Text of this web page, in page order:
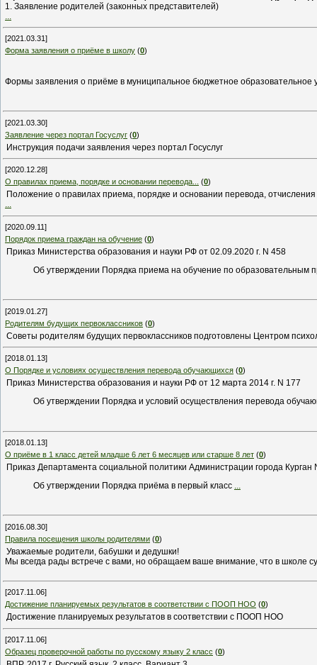
1. Заявление родителей (законных представителей)
[2021.03.31]
Форма заявления о приёме в школу (0)
Формы заявления о приёме в муниципальное бюджетное
[2021.03.30]
Заявление через портал Госуслуг (0)
Инструкция подачи заявления через портал Госуслуг
[2020.12.28]
О правилах приема, порядке и основании перевода... (0)
Положение о правилах приема, порядке и основании перевода,
...
[2020.09.11]
Порядок приема граждан на обучение (0)
Приказ Министерства образования и науки РФ от 02.09.2020 г. N 458
Об утверждении Порядка приема на обучение по образовательным
[2019.01.27]
Родителям будущих первоклассников (0)
Советы родителям будущих первоклассников подготовлены Центром
[2018.01.13]
О Порядке и условиях осуществления перевода обучающихся (0)
Приказ Министерства образования и науки РФ от 12 марта 2014 г. N 177
Об утверждении Порядка и условий осуществления перевода
[2018.01.13]
О приёме в 1 класс детей младше 6 лет 6 месяцев или старше 8 лет (0)
Приказ Департамента социальной политики Администрации города
Об утверждении Порядка приёма в первый класс ...
[2016.08.30]
Правила посещения школы родителями (0)
Уважаемые родители, бабушки и дедушки!
Мы всегда рады встрече с вами, но обращаем ваше внимание, что в школе
[2017.11.06]
Достижение планируемых результатов в соответствии с ПООП НОО (0)
Достижение планируемых результатов в соответствии с ПООП НОО
[2017.11.06]
Образец проверочной работы по русскому языку 2 класс (0)